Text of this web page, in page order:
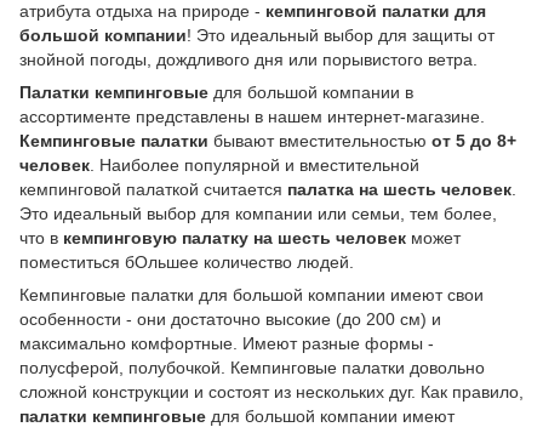
атрибута отдыха на природе - кемпинговой палатки для
большой компании! Это идеальный выбор для защиты от
знойной погоды, дождливого дня или порывистого ветра.
Палатки кемпинговые для большой компании в
ассортименте представлены в нашем интернет-магазине.
Кемпинговые палатки бывают вместительностью от 5 до 8+
человек . Наиболее популярной и вместительной
кемпинговой палаткой считается палатка на шесть человек
Это идеальный выбор для компании или семьи, тем более,
что в кемпинговую палатку на шесть человек может
поместиться бОльшее количество людей.
Кемпинговые палатки для большой компании имеют свои
особенности - они достаточно высокие (до 200 см) и
максимально комфортные. Имеют разные формы -
полусферой, полубочкой. Кемпинговые палатки довольно
сложной конструкции и состоят из нескольких дуг. Как правило,
палатки кемпинговые для большой компании имеют